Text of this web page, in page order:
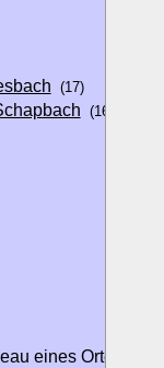
(17)
(16)
eines Ortes